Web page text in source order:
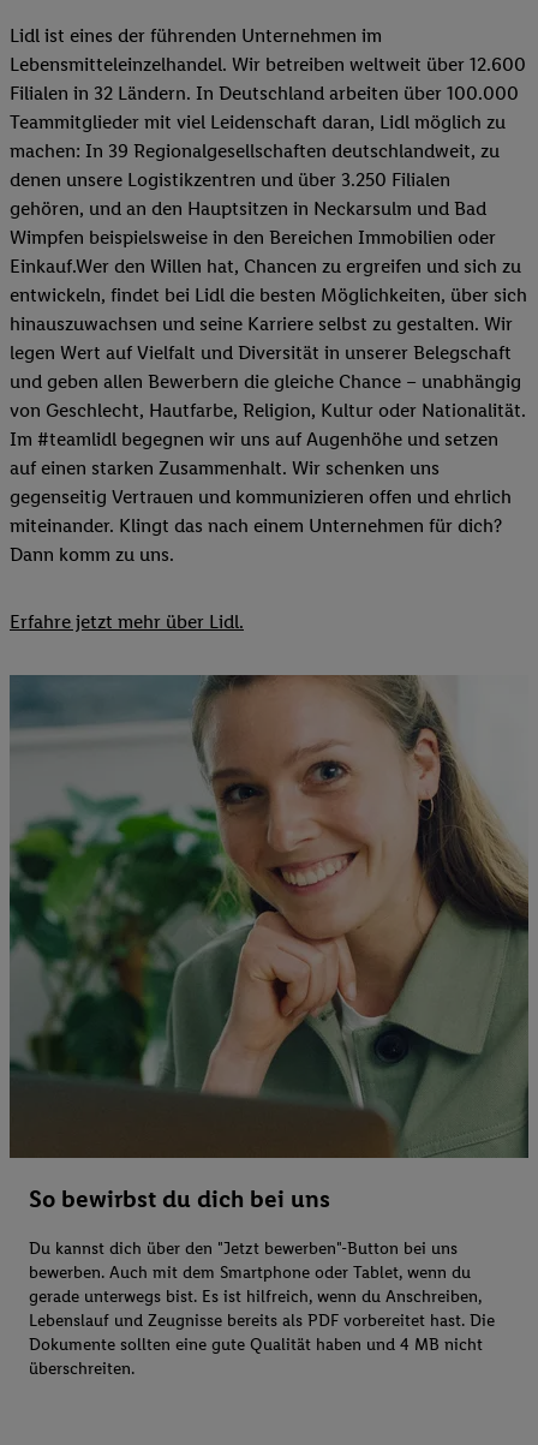
Lidl ist eines der führenden Unternehmen im
Lebensmitteleinzelhandel. Wir betreiben weltweit über 12.600
Filialen in 32 Ländern. In Deutschland arbeiten über 100.000
Teammitglieder mit viel Leidenschaft daran, Lidl möglich zu
machen: In 39 Regionalgesellschaften deutschlandweit, zu
denen unsere Logistikzentren und über 3.250 Filialen
gehören, und an den Hauptsitzen in Neckarsulm und Bad
Wimpfen beispielsweise in den Bereichen Immobilien oder
Einkauf.Wer den Willen hat, Chancen zu ergreifen und sich zu
entwickeln, findet bei Lidl die besten Möglichkeiten, über sich
hinauszuwachsen und seine Karriere selbst zu gestalten. Wir
legen Wert auf Vielfalt und Diversität in unserer Belegschaft
und geben allen Bewerbern die gleiche Chance – unabhängig
von Geschlecht, Hautfarbe, Religion, Kultur oder Nationalität.
Im #teamlidl begegnen wir uns auf Augenhöhe und setzen
auf einen starken Zusammenhalt. Wir schenken uns
gegenseitig Vertrauen und kommunizieren offen und ehrlich
miteinander. Klingt das nach einem Unternehmen für dich?
Dann komm zu uns.​
Erfahre jetzt mehr über Lidl.
So bewirbst du dich bei uns
Du kannst dich über den "Jetzt bewerben"-Button bei uns
bewerben. Auch mit dem Smartphone oder Tablet, wenn du
gerade unterwegs bist. Es ist hilfreich, wenn du Anschreiben,
Lebenslauf und Zeugnisse bereits als PDF vorbereitet hast. Die
Dokumente sollten eine gute Qualität haben und 4 MB nicht
überschreiten.